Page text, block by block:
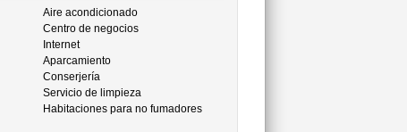
Aire acondicionado
Centro de negocios
Internet
Aparcamiento
Conserjería
Servicio de limpieza
Habitaciones para no fumadores